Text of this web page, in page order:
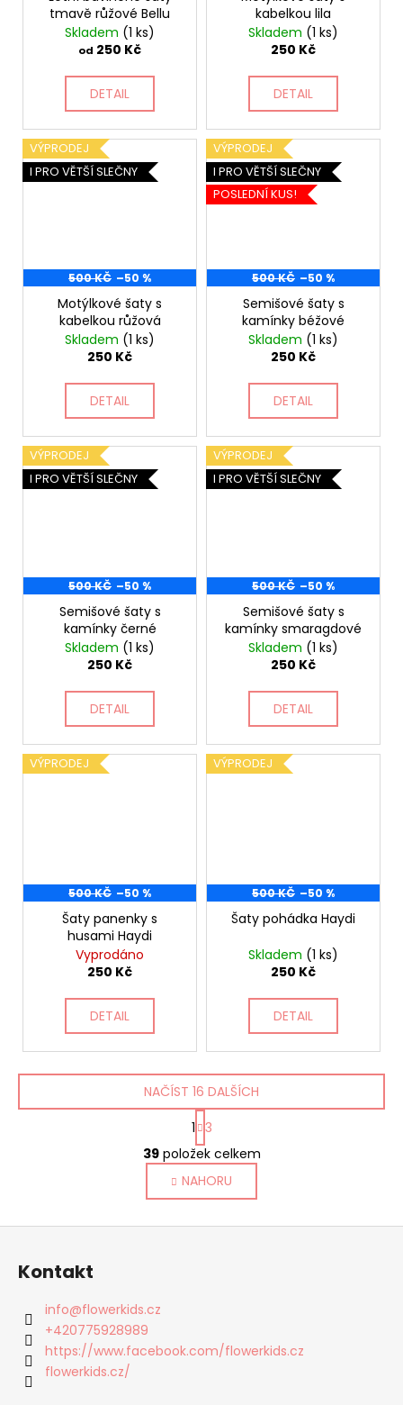
tmavě růžové Bellu
Skladem (1 ks)
od 250 Kč
DETAIL
kabelkou lila
Skladem (1 ks)
250 Kč
DETAIL
VÝPRODEJ
I PRO VĚTŠÍ SLEČNY
500 KČ –50 %
Motýlkové šaty s
kabelkou růžová
Skladem (1 ks)
250 Kč
DETAIL
VÝPRODEJ
I PRO VĚTŠÍ SLEČNY
POSLEDNÍ KUS!
500 KČ –50 %
Semišové šaty s
kamínky béžové
Skladem (1 ks)
250 Kč
DETAIL
VÝPRODEJ
I PRO VĚTŠÍ SLEČNY
500 KČ –50 %
Semišové šaty s
kamínky černé
Skladem (1 ks)
250 Kč
DETAIL
VÝPRODEJ
I PRO VĚTŠÍ SLEČNY
500 KČ –50 %
Semišové šaty s
kamínky smaragdové
Skladem (1 ks)
250 Kč
DETAIL
VÝPRODEJ
500 KČ –50 %
Šaty panenky s
husami Haydi
Vyprodáno
250 Kč
DETAIL
VÝPRODEJ
500 KČ –50 %
Šaty pohádka Haydi
Skladem (1 ks)
250 Kč
DETAIL
O
v
l
á
d
v
k
NAČÍST 16 DALŠÍCH
S
t
r
á
n
k
o
1 3
39položek celkem
NAHORU
Kontakt
info@flowerkids.cz
+420775928989
https://www.facebook.com/flowerkids.cz
flowerkids.cz/